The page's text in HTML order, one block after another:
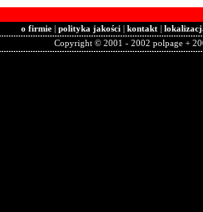
o firmie| polityka jakości| kontakt|
Copyright © 2001 - 2002 polpage +